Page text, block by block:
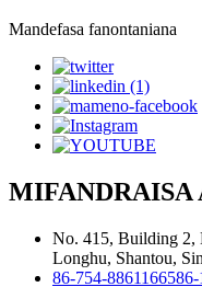
Mandefasa fanontaniana
MIFANDRAISA
No. 415, Building 2,
Longhu, Shantou,
86-754-8861166586-